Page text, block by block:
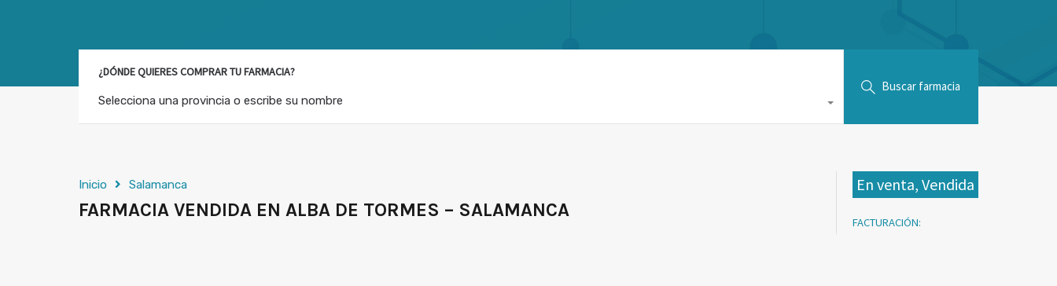
¿DÓNDE QUIERES COMPRAR TU FARMACIA?
Selecciona una provincia o escribe su nombre
Buscar farmacia
Inicio Salamanca
FARMACIA VENDIDA EN ALBA DE TORMES – SALAMANCA
En venta, Vendida